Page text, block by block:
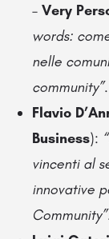
– Very
words:
nelle
community”.
Flavio
Business):
vincenti al
innovative
Community”